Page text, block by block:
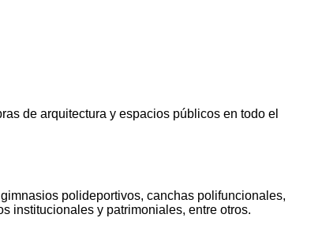
de arquitectura y espacios públicos en todo el
polideportivos, canchas polifuncionales,
institucionales y patrimoniales, entre otros.